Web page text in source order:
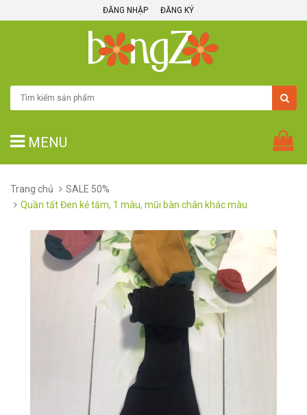
ĐĂNG NHẬP ĐĂNG KÝ
MENU
Trang chủ
SALE 50%
Quần tất Đen kẻ tăm, 1 màu, mũi bàn chân khác màu